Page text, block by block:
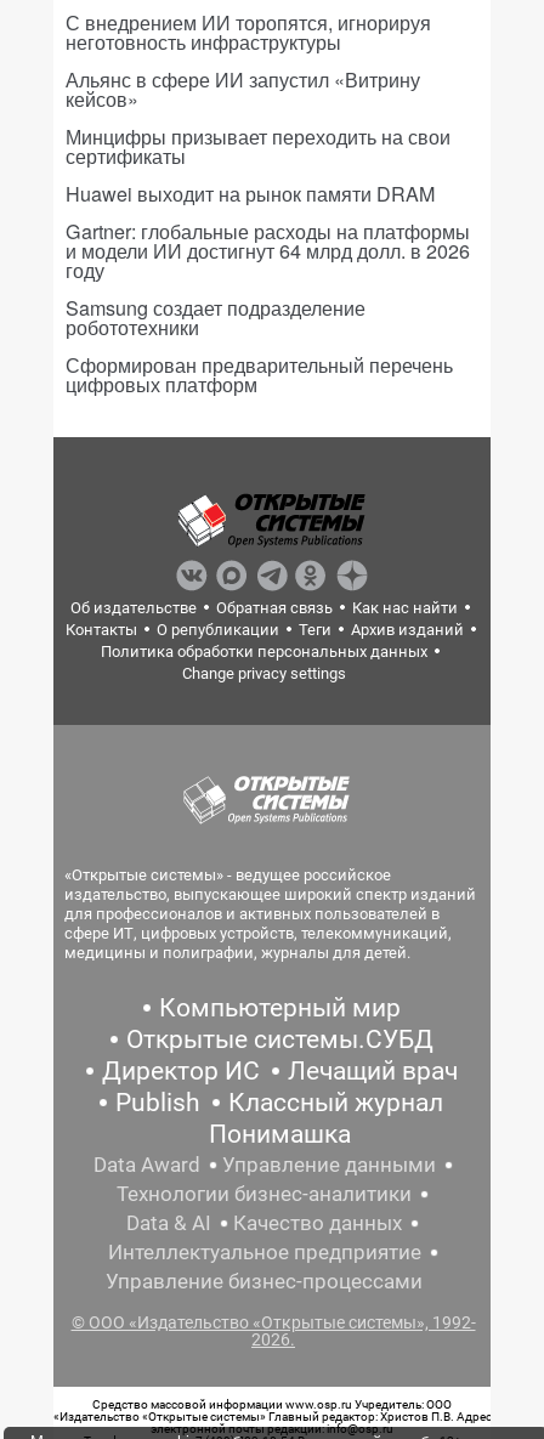
С внедрением ИИ торопятся, игнорируя
неготовность инфраструктуры
Альянс в сфере ИИ запустил «Витрину
кейсов»
Минцифры призывает переходить на свои
сертификаты
Huawei выходит на рынок памяти DRAM
Gartner: глобальные расходы на платформы
и модели ИИ достигнут 64 млрд долл. в 2026
году
Samsung создает подразделение
робототехники
Сформирован предварительный перечень
цифровых платформ
Об издательстве Обратная связь
Как нас найти
Контакты
О републикации Теги
Архив изданий
Политика обработки персональных данных
Change privacy settings
«Открытые системы» - ведущее российское
издательство, выпускающее широкий спектр изданий
для профессионалов и активных пользователей в
сфере ИТ, цифровых устройств, телекоммуникаций,
медицины и полиграфии, журналы для детей.
Компьютерный мир
Открытые системы.СУБД
Директор ИС
Лечащий врач
Publish
Классный журнал
Понимашка
Data Award
Управление данными
Технологии бизнес-аналитики
Data & AI
Качество данных
Интеллектуальное предприятие
Управление бизнес-процессами
© ООО «Издательство «Открытые системы», 1992-
2026.
Средство массовой информации www.osp.ru Учредитель: ООО
«Издательство «Открытые системы» Главный редактор: Христов П.В. Адрес
электронной почты редакции: info@osp.ru